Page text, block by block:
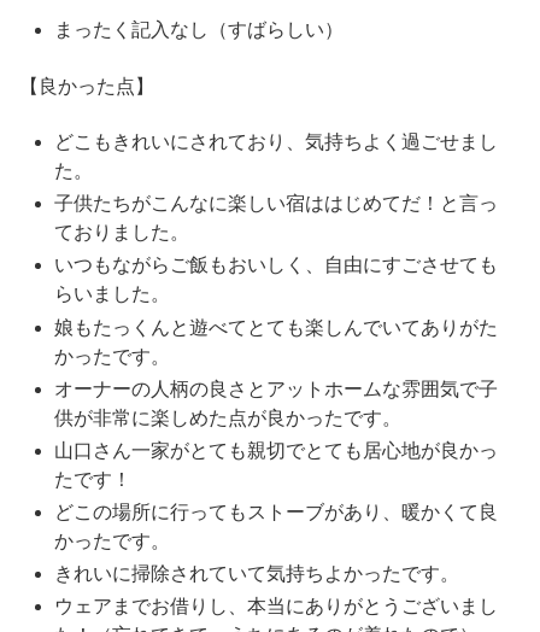
まったく記入なし（すばらしい）
【良かった点】
どこもきれいにされており、気持ちよく過ごせまし
た。
子供たちがこんなに楽しい宿ははじめてだ！と言っ
ておりました。
いつもながらご飯もおいしく、自由にすごさせても
らいました。
娘もたっくんと遊べてとても楽しんでいてありがた
かったです。
オーナーの人柄の良さとアットホームな雰囲気で子
供が非常に楽しめた点が良かったです。
山口さん一家がとても親切でとても居心地が良かっ
たです！
どこの場所に行ってもストーブがあり、暖かくて良
かったです。
きれいに掃除されていて気持ちよかったです。
ウェアまでお借りし、本当にありがとうございまし